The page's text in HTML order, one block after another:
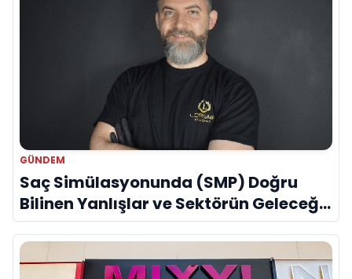
GÜNDEM
Saç Simülasyonunda (SMP) Doğru
Bilinen Yanlışlar ve Sektörün Geleceği:
Onur Akdeniz ile Özel Röportaj